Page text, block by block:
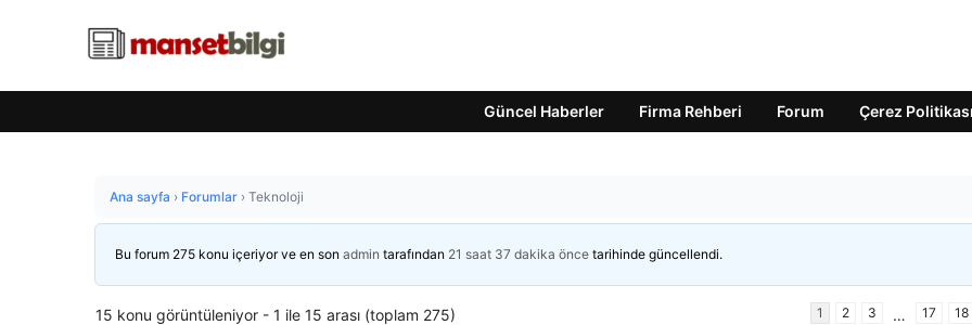
Güncel Haberler Firma Rehberi Forum Çerez Politikası
Ana sayfa › Forumlar › Teknoloji
Bu forum 275 konu içeriyor ve en son admin tarafından 21 saat 37 dakika önce tarihinde güncellendi.
15 konu görüntüleniyor - 1 ile 15 arası (toplam 275) 1 2 3 … 17 18